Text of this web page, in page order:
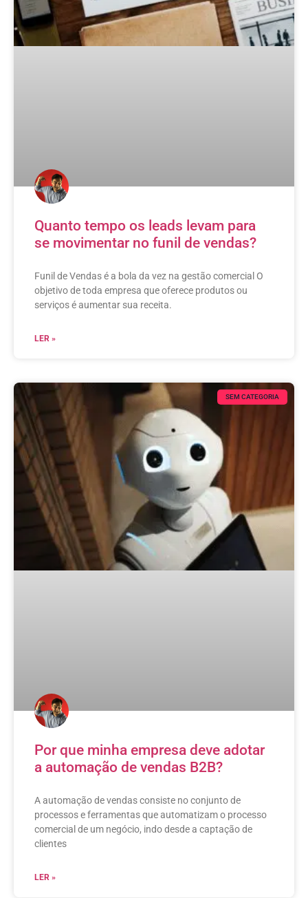
Quanto tempo os leads levam para
se movimentar no funil de vendas?
Funil de Vendas é a bola da vez na gestão comercial O
objetivo de toda empresa que oferece produtos ou
serviços é aumentar sua receita.
LER »
SEM CATEGORIA
Por que minha empresa deve adotar
a automação de vendas B2B?
A automação de vendas consiste no conjunto de
processos e ferramentas que automatizam o processo
comercial de um negócio, indo desde a captação de
clientes
LER »